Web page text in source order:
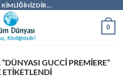
0
GUCCI PREMIERE”